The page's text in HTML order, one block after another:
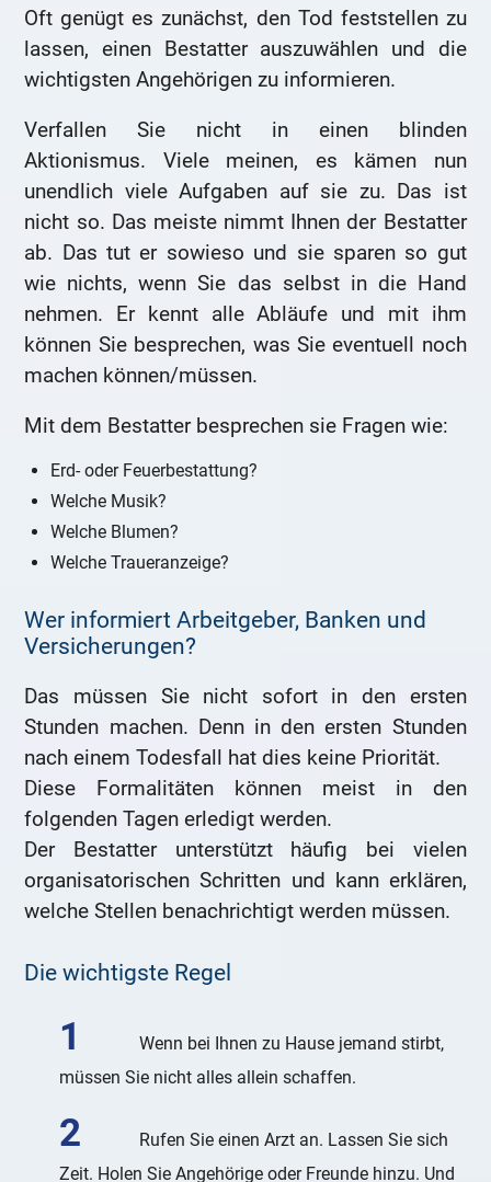
Oft genügt es zunächst, den Tod feststellen zu
lassen, einen Bestatter auszuwählen und die
wichtigsten Angehörigen zu informieren.
Verfallen Sie nicht in einen blinden
Aktionismus. Viele meinen, es kämen nun
unendlich viele Aufgaben auf sie zu. Das ist
nicht so. Das meiste nimmt Ihnen der Bestatter
ab. Das tut er sowieso und sie sparen so gut
wie nichts, wenn Sie das selbst in die Hand
nehmen. Er kennt alle Abläufe und mit ihm
können Sie besprechen, was Sie eventuell noch
machen können/müssen.
Mit dem Bestatter besprechen sie Fragen wie:
Erd- oder Feuerbestattung?
Welche Musik?
Welche Blumen?
Welche Traueranzeige?
Wer informiert Arbeitgeber, Banken und
Versicherungen?
Das müssen Sie nicht sofort in den ersten
Stunden machen. Denn in den ersten Stunden
nach einem Todesfall hat dies keine Priorität.
Diese Formalitäten können meist in den
folgenden Tagen erledigt werden.
Der Bestatter unterstützt häufig bei vielen
organisatorischen Schritten und kann erklären,
welche Stellen benachrichtigt werden müssen.
Die wichtigste Regel
Wenn bei Ihnen zu Hause jemand stirbt,
müssen Sie nicht alles allein schaffen.
Rufen Sie einen Arzt an. Lassen Sie sich
Zeit. Holen Sie Angehörige oder Freunde hinzu. Und